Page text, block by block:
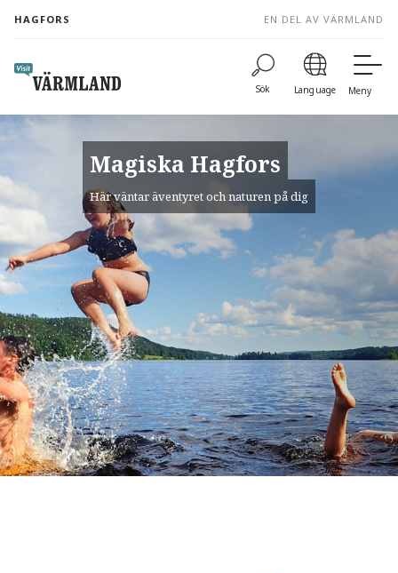
content
HAGFORS EN DEL AV VÄRMLAND
Sök Language Meny
Magiska Hagfors
Här väntar äventyret och naturen på dig